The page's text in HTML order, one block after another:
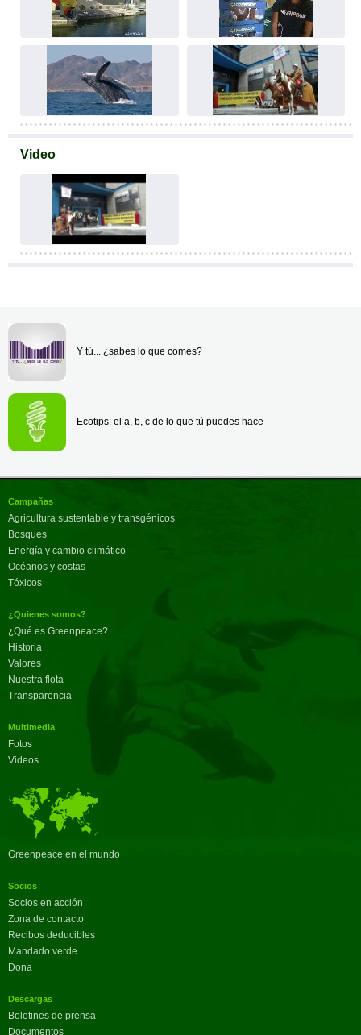
Video
Y tú... ¿sabes lo que comes?
Ecotips: el a, b, c de lo que tú puedes hace
Campañas
Agricultura sustentable y transgénicos
Bosques
Energía y cambio climático
Océanos y costas
Tóxicos
¿Quienes somos?
¿Qué es Greenpeace?
Historia
Valores
Nuestra flota
Transparencia
Multimedia
Fotos
Videos
Greenpeace en el mundo
Socios
Socios en acción
Zona de contacto
Recibos deducibles
Mandado verde
Dona
Descargas
Boletines de prensa
Documentos